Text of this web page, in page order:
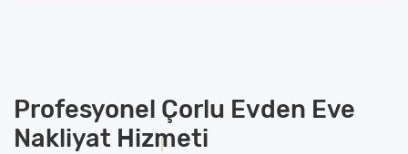
Profesyonel Çorlu Evden Eve
Nakliyat Hizmeti